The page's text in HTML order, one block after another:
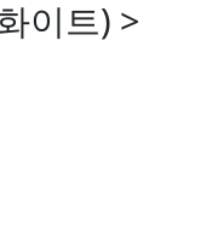
이트) >